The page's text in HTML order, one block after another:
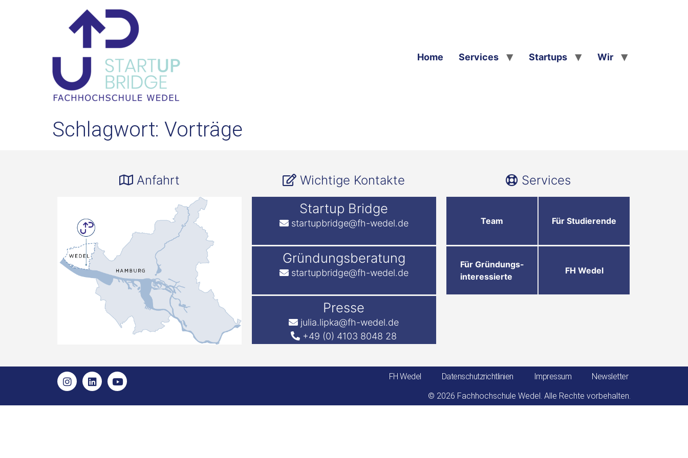
Home Services Startups Wir
Schlagwort: Vorträge
Anfahrt Wichtige Kontakte
Startup Bridge
startupbridge@fh-wedel.de
Gründungsberatung
startupbridge@fh-wedel.de
Presse
julia.lipka@fh-wedel.de
+49 (0) 4103 8048 28
Services
Team Für Studierende
Für Gründungs-
interessierte
FH Wedel
FH Wedel Datenschutzrichtlinien Impressum
Newsletter
© 2026 Fachhochschule Wedel. Alle Rechte vorbehalten.